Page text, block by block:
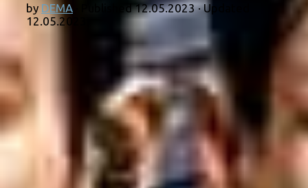
by DEMA · Published12.05.2023· Updated
12.05.2023